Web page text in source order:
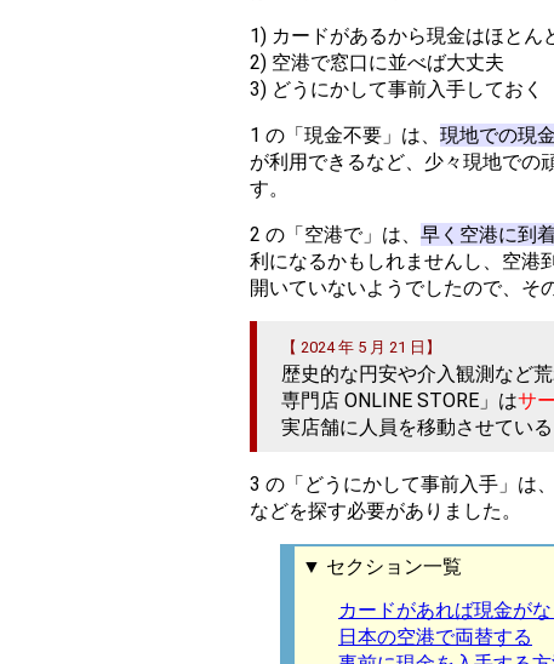
1) カードがあるから現金はほとん
2) 空港で窓口に並べば大丈夫
3) どうにかして事前入手しておく
1 の「現金不要」は、 現地での現
が利用できるなど、少々現地での
す。
2 の「空港で」は、 早く空港に到
利になるかもしれませんし、空港
開いていないようでしたので、そ
【 2024 年 5 月 21 日】
歴史的な円安や介入観測など
専門店 ONLINE STORE」はサ
実店舗に人員を移動させている
3 の「どうにかして事前入手」は
などを探す必要がありました。
▼ セクション一覧
カードがあれば現金が
日本の空港で両替する